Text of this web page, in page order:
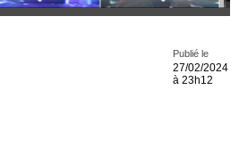
Publié le
27/02/2024
à 23h12